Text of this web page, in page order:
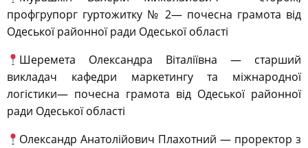
профгрупорг гуртожитку № 2— почесна грамота від
Одеської районної ради Одеської області
Шеремета Олександра Віталіївна — старший
викладач кафедри маркетингу та міжнародної
логістики— почесна грамота від Одеської районної
ради Одеської області
Олександр Анатолійович Плахотний — проректор з